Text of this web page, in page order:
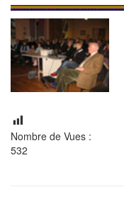
Nombre de Vues :
532